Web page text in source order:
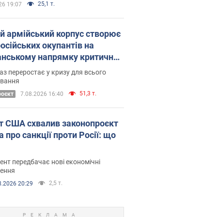
19:07 25,1 т.
армійський корпус створює
окупантів на
напрямку критичний
як це вдалося
переростає у кризу для всього
7.08.2026 16:40 51,3 т.
США схвалив законопроєкт
про санкції проти Росії: що
передбачає нові економічні
20:29 2,5 т.